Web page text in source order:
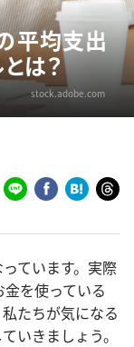
平均支出
は？
stock.adobe.com
ています。実際
を使っている
たちが気になる
いきましょう。